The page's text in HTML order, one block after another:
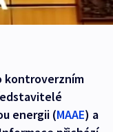
kontroverzním
energii (MAAE) a